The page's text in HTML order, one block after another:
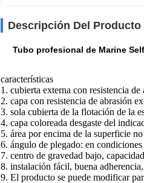
Descripción Del Producto
Tubo profesional de Marine
características
1. cubierta externa con resistencia
2. capa con resistencia de abrasión
3. sola cubierta de la flotación de la
4. capa coloreada desgaste del
5. área por encima de la superficie
6. ángulo de plegado: en
7. centro de gravedad bajo,
8. instalación fácil, buena
9. El producto se puede modificar